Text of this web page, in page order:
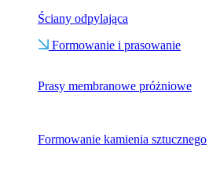
Ściany odpylająca
Formowanie i prasowanie
Prasy membranowe próżniowe
Formowanie kamienia sztucznego